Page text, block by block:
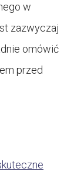
w
zazwyczaj
omówić
przed